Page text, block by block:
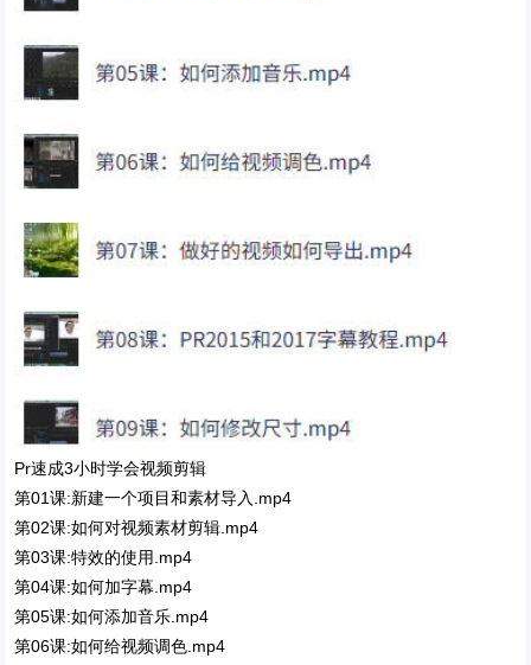
Pr速成3小时学会视频剪辑
第01课:新建一个项目和素材导入.mp4
第02课:如何对视频素材剪辑.mp4
第03课:特效的使用.mp4
第04课:如何加字幕.mp4
第05课:如何添加音乐.mp4
第06课:如何给视频调色.mp4